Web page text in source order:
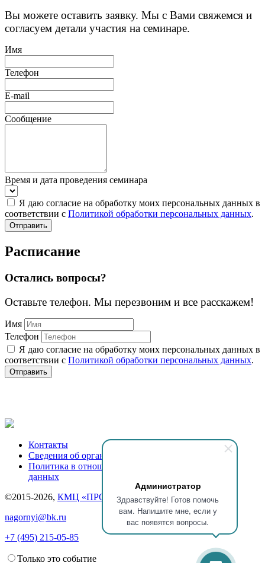
Администратор
Здравствуйте! Готов помочь
вам. Напишите мне, если у
вас появятся вопросы.
Вы можете оставить заявку. Мы с Вами свяжемся и
согласуем детали участия на семинаре.
Имя
Телефон
E-mail
Сообщение
Время и дата проведения семинара
Я даю согласие на обработку моих персональных данных в
соответствии с Политикой обработки персональных данных.
Отправить
Расписание
Остались вопросы?
Оставьте телефон. Мы перезвоним и все расскажем!
Имя
Телефон
Я даю согласие на обработку моих персональных данных в
соответствии с Политикой обработки персональных данных.
Отправить
Контакты
Сведения об организации
Политика в отношении обработки персональных
данных
©2015-2026, КМЦ «ПРОФКОСМ»
nagornyi@bk.ru
+7 (495) 215-05-85
Только это событие